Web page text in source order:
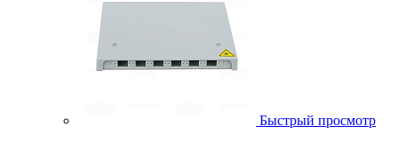
Быстрый просмотр